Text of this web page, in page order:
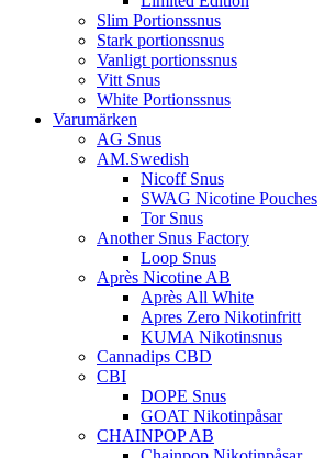
Slim Portionssnus
Stark portionssnus
Vanligt portionssnus
Vitt Snus
White Portionssnus
Varumärken
AG Snus
AM.Swedish
Nicoff Snus
SWAG Nicotine Pouches
Tor Snus
Another Snus Factory
Loop Snus
Après Nicotine AB
Après All White
Apres Zero Nikotinfritt
KUMA Nikotinsnus
Cannadips CBD
CBI
DOPE Snus
GOAT Nikotinpåsar
CHAINPOP AB